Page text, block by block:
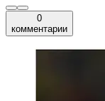
0
комментарии